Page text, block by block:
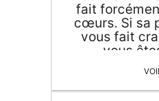
fait
cœurs. Si sa
vous fait
vous
amoureux/
animal que
on vous a